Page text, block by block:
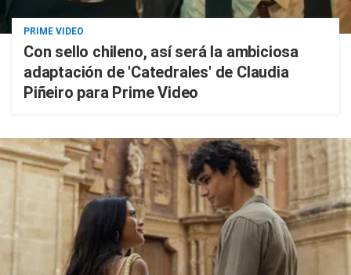
PRIME VIDEO
Con sello chileno, así será la ambiciosa
adaptación de 'Catedrales' de Claudia
Piñeiro para Prime Video